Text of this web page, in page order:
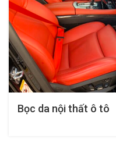
Bọc da nội thất ô tô